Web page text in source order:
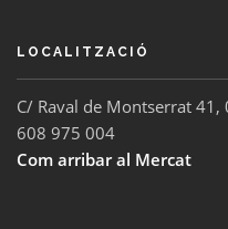
LOCALITZACIÓ
C/ Raval de Montserrat 41,
608 975 004
Com arribar al Mercat